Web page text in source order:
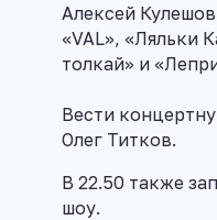
Алексей
«VAL», «Ляльки
толкай» и
Вести
Олег Титков.
В 22.50 также
шоу.